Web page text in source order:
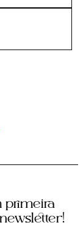
primeira